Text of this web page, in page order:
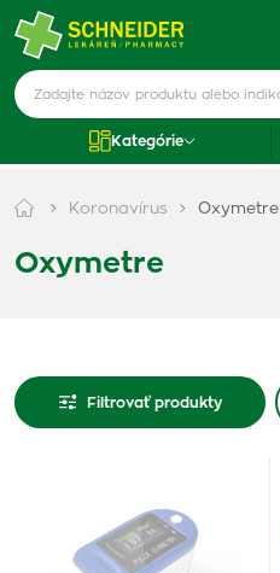
Kategórie
Koronavírus Oxymetre
Oxymetre
Filtrovať produkty